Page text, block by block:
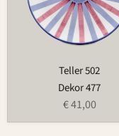
Teller 502
Dekor 477
€ 41,00